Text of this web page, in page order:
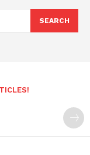
SEARCH